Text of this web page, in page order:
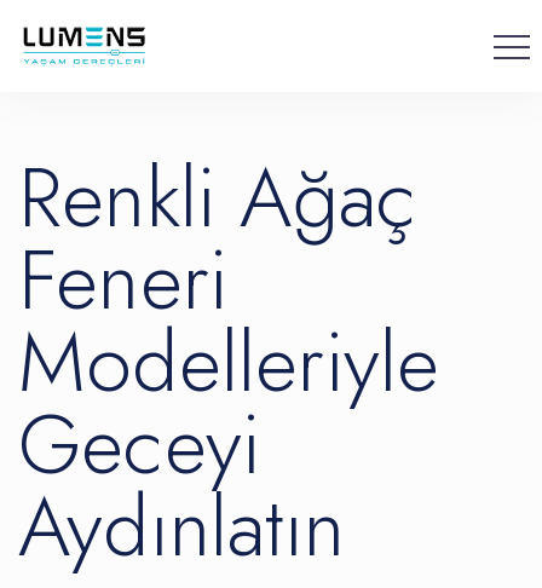
Bahçenizi
Renkli Ağaç
Feneri
Modelleriyle
Geceyi
Aydınlatın